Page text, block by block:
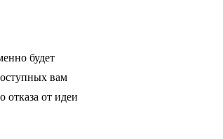
будет
вам
отказа от идеи